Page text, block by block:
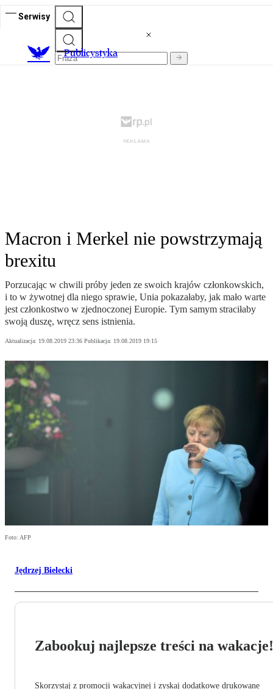
Serwisy
Publicystyka
Macron i Merkel nie powstrzymają
brexitu
Porzucając w chwili próby jeden ze swoich krajów członkowskich,
i to w żywotnej dla niego sprawie, Unia pokazałaby, jak mało warte
jest członkostwo w zjednoczonej Europie. Tym samym straciłaby
swoją duszę, wręcz sens istnienia.
Aktualizacja: 19.08.2019 23:36 Publikacja: 19.08.2019 19:15
Foto: AFP
Jędrzej Bielecki
Zabookuj najlepsze treści na wakacje!
Skorzystaj z promocji wakacyjnej i zyskaj dodatkowe drukowane